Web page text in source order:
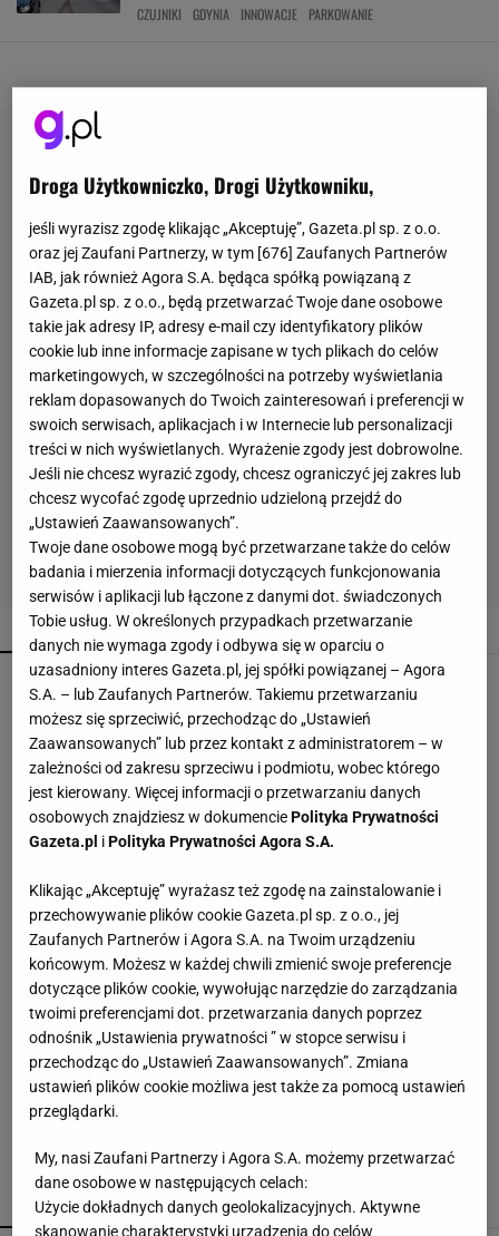
CZUJNIKI GDYNIA INNOWACJE PARKOWANIE
POPULARNE NAJNOWSZE
Wsyp do pralki zamiast płynu. Ręczniki
odzyskają miękkość
Domowy sposób z folią pod telewizorem. Lepiej
pamiętać o zasadzie
Styl jak Longchamp, cena poniżej 31 zł
Wsyp to do wazonu, a kwiaty postoją dłużej.
Florystki znają ten trik
Wrzuć to do beczki z deszczówką. Woda dłużej
pozostanie czysta
POLECAMY WIĘCEJ TEMATÓW
Droga Użytkowniczko, Drogi Użytkowniku,
jeśli wyrazisz zgodę klikając „Akceptuję”, Gazeta.pl sp. z o.o.
oraz jej Zaufani Partnerzy, w tym [676] Zaufanych Partnerów
IAB, jak również Agora S.A. będąca spółką powiązaną z
Gazeta.pl sp. z o.o., będą przetwarzać Twoje dane osobowe
takie jak adresy IP, adresy e-mail czy identyfikatory plików
cookie lub inne informacje zapisane w tych plikach do celów
marketingowych, w szczególności na potrzeby wyświetlania
reklam dopasowanych do Twoich zainteresowań i preferencji w
swoich serwisach, aplikacjach i w Internecie lub personalizacji
treści w nich wyświetlanych. Wyrażenie zgody jest dobrowolne.
Jeśli nie chcesz wyrazić zgody, chcesz ograniczyć jej zakres lub
chcesz wycofać zgodę uprzednio udzieloną przejdź do
„Ustawień Zaawansowanych”.
Twoje dane osobowe mogą być przetwarzane także do celów
badania i mierzenia informacji dotyczących funkcjonowania
serwisów i aplikacji lub łączone z danymi dot. świadczonych
Tobie usług. W określonych przypadkach przetwarzanie
danych nie wymaga zgody i odbywa się w oparciu o
uzasadniony interes Gazeta.pl, jej spółki powiązanej – Agora
S.A. – lub Zaufanych Partnerów. Takiemu przetwarzaniu
możesz się sprzeciwić, przechodząc do „Ustawień
Zaawansowanych” lub przez kontakt z administratorem – w
zależności od zakresu sprzeciwu i podmiotu, wobec którego
jest kierowany. Więcej informacji o przetwarzaniu danych
osobowych znajdziesz w dokumenciePolityka Prywatności
Gazeta.pl iPolityka Prywatności Agora S.A.
Klikając „Akceptuję” wyrażasz też zgodę na zainstalowanie i
przechowywanie plików cookie Gazeta.pl sp. z o.o., jej
Zaufanych Partnerów i Agora S.A. na Twoim urządzeniu
końcowym. Możesz w każdej chwili zmienić swoje preferencje
dotyczące plików cookie, wywołując narzędzie do zarządzania
twoimi preferencjami dot. przetwarzania danych poprzez
odnośnik „Ustawienia prywatności ” w stopce serwisu i
przechodząc do „Ustawień Zaawansowanych”. Zmiana
ustawień plików cookie możliwa jest także za pomocą ustawień
przeglądarki.
My, nasi Zaufani Partnerzy i Agora S.A. możemy przetwarzać
dane osobowe w następujących celach:
Użycie dokładnych danych geolokalizacyjnych. Aktywne
skanowanie charakterystyki urządzenia do celów